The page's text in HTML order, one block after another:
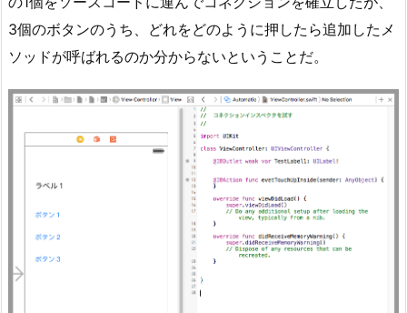
3個のボタンのうち、どれをどのように押したら追加したメ
ソッドが呼ばれるのか分からないということだ。